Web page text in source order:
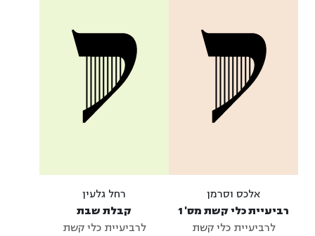
אלכס וסרמן
רביעיית כלי קשת מס' 1
לרביעיית כלי קשת
רחל גלעין
קבלת שבת
לרביעיית כלי קשת